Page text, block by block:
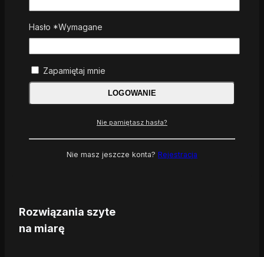
Rozwiązania szyte
na miarę
Hasło *Wymagane
Zapamiętaj mnie
LOGOWANIE
Nie pamiętasz hasła?
Nie masz jeszcze konta? Rejestracja